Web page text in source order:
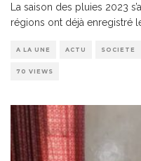
La saison des pluies 2023
régions ont déjà enregistré
A LA UNE ACTU SOCIETE
70 VIEWS